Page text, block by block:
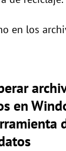
en los
en